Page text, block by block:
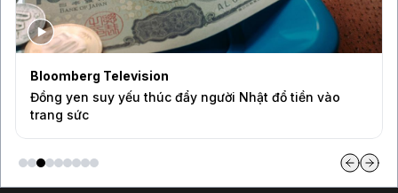
Bloomberg Television
Đồng yen suy yếu thúc đẩy người Nhật đổ tiền vào
trang sức